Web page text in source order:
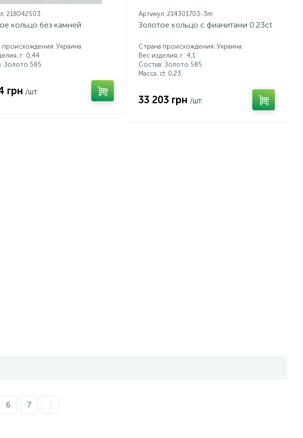
218042503
кольцо без камней
происхождения: Украина
г.: 0,44
Золото 585
грн /шт.
Артикул: 214301703-3m
Золотое кольцо с фианитами 0.23ct
Страна происхождения: Украина
Вес изделия, г.: 4,1
Состав: Золото 585
Масса, ct: 0,23
33 203 грн /шт.
6 7